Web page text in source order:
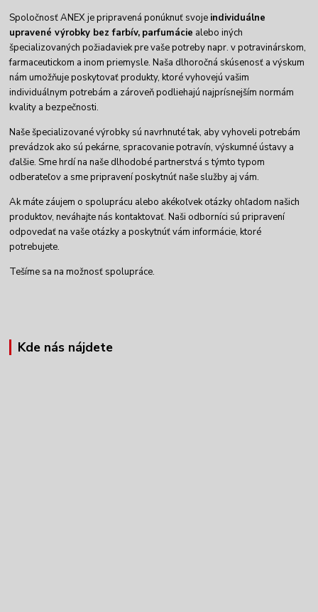
Spoločnosť ANEX je pripravená ponúknuť svoje individuálne
upravené výrobky bez farbív, parfumácie alebo iných
špecializovaných požiadaviek pre vaše potreby napr. v potravinárskom,
farmaceutickom a inom priemysle. Naša dlhoročná skúsenosť a výskum
nám umožňuje poskytovať produkty, ktoré vyhovejú vašim
individuálnym potrebám a zároveň podliehajú najprísnejším normám
kvality a bezpečnosti.
Naše špecializované výrobky sú navrhnuté tak, aby vyhoveli potrebám
prevádzok ako sú pekárne, spracovanie potravín, výskumné ústavy a
ďalšie. Sme hrdí na naše dlhodobé partnerstvá s týmto typom
odberateľov a sme pripravení poskytnúť naše služby aj vám.
Ak máte záujem o spoluprácu alebo akékoľvek otázky ohľadom našich
produktov, neváhajte nás kontaktovať. Naši odborníci sú pripravení
odpovedať na vaše otázky a poskytnúť vám informácie, ktoré
potrebujete.
Tešíme sa na možnosť spolupráce.
Kde nás nájdete